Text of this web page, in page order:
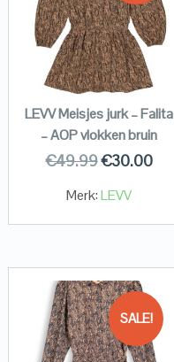
LEVV Meisjes jurk – Falita
– AOP vlokken bruin
€49.99€30.00
Merk:LEVV
SALE!